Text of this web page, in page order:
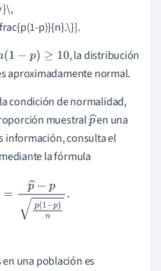
}\,
p)}{n}.\}].
(1− p)≥10
, la distribución
aproximadamente normal.
condición de normalidad,
muestralp
^
en una
información, consulta el
la fórmula
pp(1−p
una población es